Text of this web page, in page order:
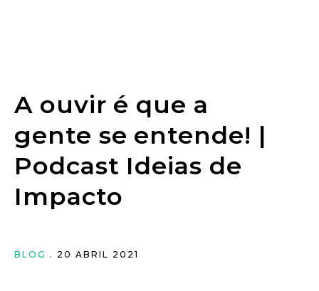
A ouvir é que a
gente se entende! |
Podcast Ideias de
Impacto
BLOG . 20 ABRIL 2021